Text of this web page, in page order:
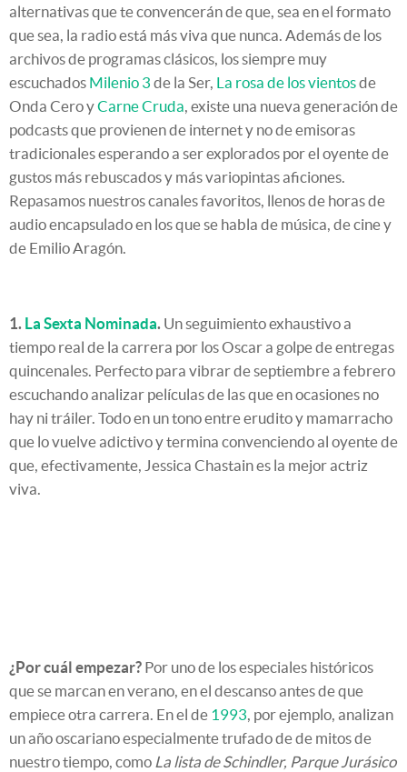
alternativas que te convencerán de que, sea en el formato
que sea, la radio está más viva que nunca. Además de los
archivos de programas clásicos, los siempre muy
escuchados Milenio 3 de la Ser, La rosa de los vientosde
Onda Cero yCarne Cruda, existe una nueva generación de
podcasts que provienen de internet y no de emisoras
tradicionales esperando a ser explorados por el oyente de
gustos más rebuscados y más variopintas aficiones.
Repasamos nuestros canales favoritos, llenos de horas de
audio encapsulado en los que se habla de música, de cine y
de Emilio Aragón.
1. La Sexta Nominada. Un seguimiento exhaustivo a
tiempo real de la carrera por los Oscar a golpe de entregas
quincenales. Perfecto para vibrar de septiembre a febrero
escuchando analizar películas de las que en ocasiones no
hay ni tráiler. Todo en un tono entre erudito y mamarracho
que lo vuelve adictivo y termina convenciendo al oyente de
que, efectivamente, Jessica Chastain es la mejor actriz
viva.
¿Por cuál empezar? Por uno de los especiales históricos
que se marcan en verano, en el descanso antes de que
empiece otra carrera. En el de 1993, por ejemplo, analizan
un año oscariano especialmente trufado de de mitos de
nuestro tiempo, como La lista de Schindler, Parque Jurásico